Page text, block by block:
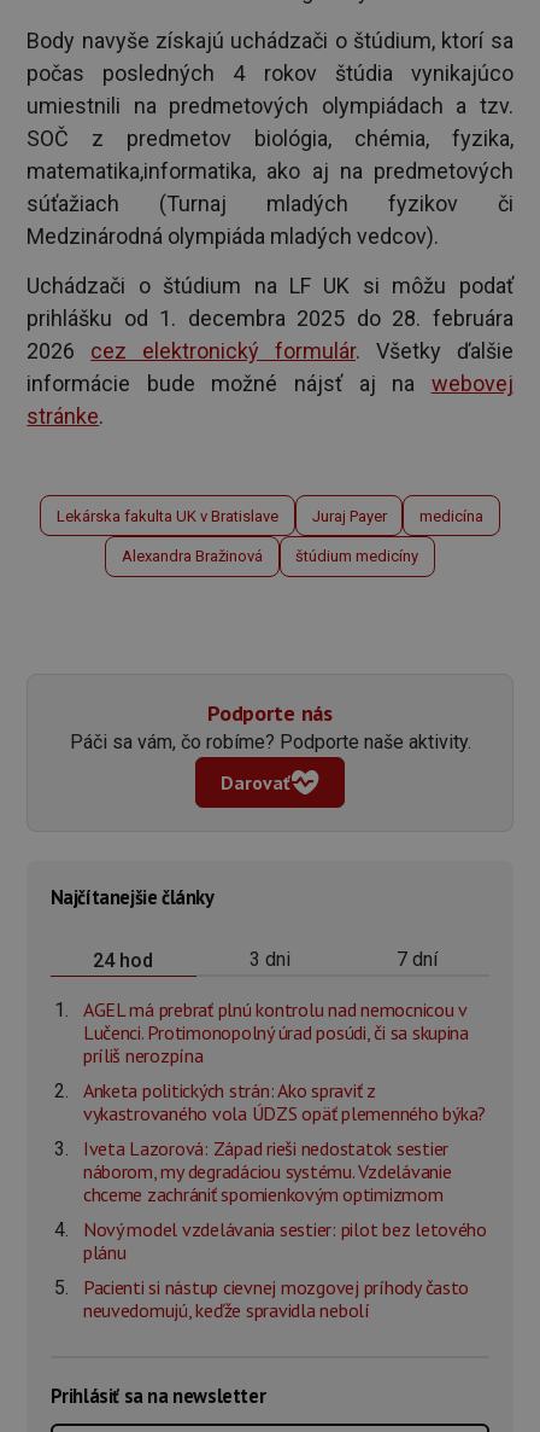
Body navyše získajú uchádzači o štúdium, ktorí sa
počas posledných 4 rokov štúdia vynikajúco
umiestnili na predmetových olympiádach a tzv.
SOČ z predmetov biológia, chémia, fyzika,
matematika,informatika, ako aj na predmetových
súťažiach (Turnaj mladých fyzikov či
Medzinárodná olympiáda mladých vedcov).
Uchádzači o štúdium na LF UK si môžu podať
prihlášku od 1. decembra 2025 do 28. februára
2026 cez elektronický formulár. Všetky ďalšie
informácie bude možné nájsť aj na webovej
stránke.
Lekárska fakulta UK v Bratislave Juraj Payer medicína
Alexandra Bražinová štúdium medicíny
Podporte nás
Páči sa vám, čo robíme? Podporte naše aktivity.
Darovať
Najčítanejšie články
24 hod 3 dni 7 dní
AGEL má prebrať plnú kontrolu nad nemocnicou v
Lučenci. Protimonopolný úrad posúdi, či sa skupina
príliš nerozpína
Anketa politických strán: Ako spraviť z
vykastrovaného vola ÚDZS opäť plemenného býka?
Iveta Lazorová: Západ rieši nedostatok sestier
náborom, my degradáciou systému. Vzdelávanie
chceme zachrániť spomienkovým optimizmom
Nový model vzdelávania sestier: pilot bez letového
plánu
Pacienti si nástup cievnej mozgovej príhody často
neuvedomujú, keďže spravidla nebolí
Prihlásiť sa na newsletter